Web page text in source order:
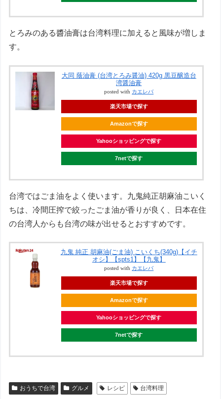
とろみのある醬油膏は台湾料理に加えると風味が増しま
す。
大同 蔭油膏 (台湾とろみ醤油) 420g 黒豆醸造台
湾醤油膏
posted with カエレバ
楽天市場で探す
Amazonで探す
Yahooショッピングで探す
7netで探す
台湾ではごま油をよく使います。九鬼純正胡麻油こいく
ちは、冷間圧搾で絞ったごま油が香りが良く、日本在住
の台湾人からも台湾の味が出せるとおすすめです。
九鬼 純正 胡麻油(ごま油) こいくち(340g)【イチ
オシ】【spts1】【九鬼】
posted with カエレバ
楽天市場で探す
Amazonで探す
Yahooショッピングで探す
7netで探す
おうちで台湾 グルメ レシピ 台湾料理